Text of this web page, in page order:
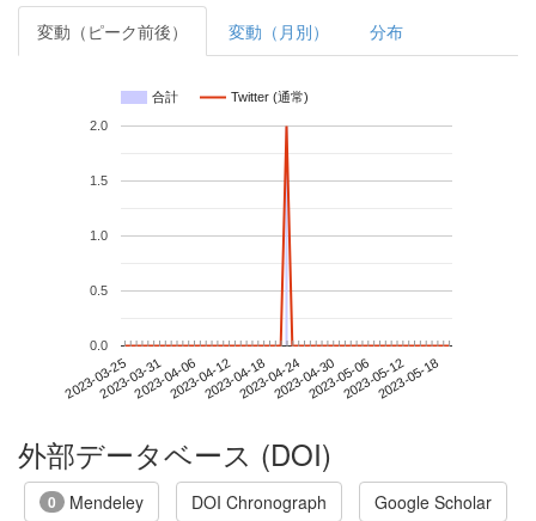
変動（ピーク前後） 変動（月別） 分布
合計 Twitter (通常)
2023-03-252023-03-312023-04-062023-04-122023-04-182023-04-242023-04-302023-05-062023-05-122023-05-18
0.0
0.5
1.0
1.5
2.0
外部データベース (DOI)
0 Mendeley DOI Chronograph Google Scholar